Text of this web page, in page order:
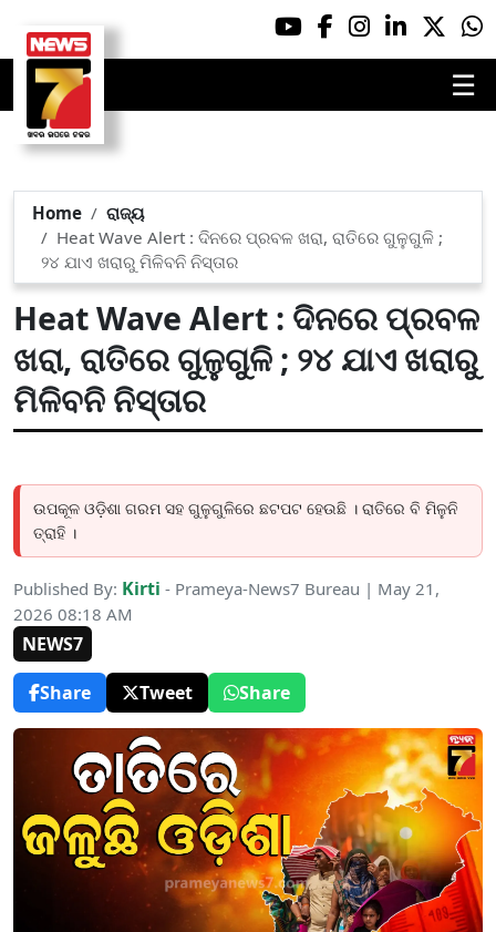
☰
Home
ରାଜ୍ୟ
Heat Wave Alert : ଦିନରେ ପ୍ରବଳ ଖରା, ରାତିରେ ଗୁଳୁଗୁଳି ;
୨୪ ଯାଏ ଖରାରୁ ମିଳିବନି ନିସ୍ତାର
Heat Wave Alert : ଦିନରେ ପ୍ରବଳ
ଖରା, ରାତିରେ ଗୁଳୁଗୁଳି ; ୨୪ ଯାଏ ଖରାରୁ
ମିଳିବନି ନିସ୍ତାର
ଉପକୂଳ ଓଡ଼ିଶା ଗରମ ସହ ଗୁଳୁଗୁଳିରେ ଛଟପଟ ହେଉଛି । ରାତିରେ ବି ମିଳୁନି
ତ୍ରାହି ।
Published By: Kirti - Prameya-News7 Bureau | May 21,
2026 08:18 AM
NEWS7
Share
Tweet Share